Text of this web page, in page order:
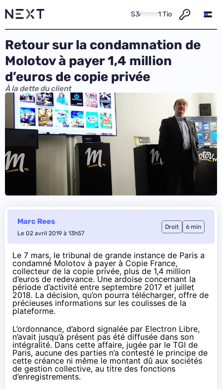
S3 1 Tio
Retour sur la condamnation de
Molotov à payer 1,4 million
d’euros de copie privée
À la dette du client
Marc Rees
Le 02 avril 2019 à 13h57
Droit 6 min
Le 7 mars, le tribunal de grande instance de Paris a
condamné Molotov à payer à Copie France,
collecteur de la copie privée, plus de 1,4 million
d’euros de redevance. Une ardoise concernant la
période d’activité entre septembre 2017 et juillet
2018. La décision, qu’on pourra télécharger, offre de
précieuses informations sur les coulisses de la
plateforme.
L’ordonnance, d’abord signalée par Electron Libre,
n’avait jusqu’à présent pas été diffusée dans son
intégralité. Dans cette affaire, jugée par le TGI de
Paris, aucune des parties n’a contesté le principe de
cette créance ni même le montant dû aux sociétés
de gestion collective, au titre des fonctions
d’enregistrements.